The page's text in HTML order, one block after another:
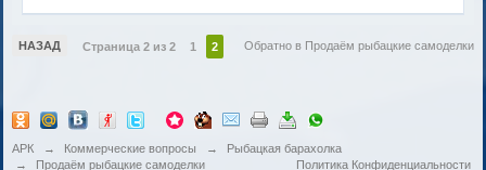
НАЗАД Страница 2 из 2 1 2 Обратно в Продаём рыбацкие самоделки
АРК → Коммерческие вопросы →
Рыбацкая барахолка
→
Продаём рыбацкие самоделки Политика Конфиденциальности